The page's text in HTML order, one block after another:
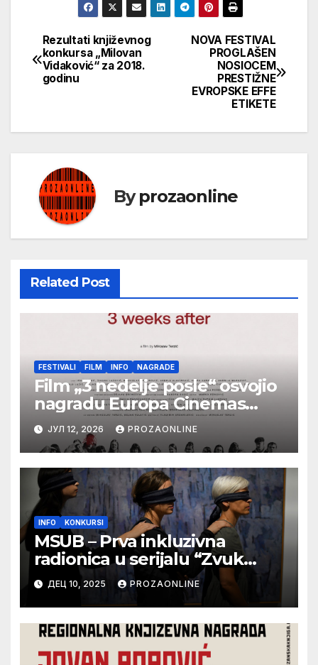
Кретање
чланка
NOVA FESTIVAL
PROGLAŠEN
NOSIOCEM
PRESTIŽNE
EVROPSKE EFFE
ETIKETE
Rezultati književnog
konkursa „Milovan
Vidaković“ za 2018.
godinu
Byprozaonline
Related Post
FESTIVALI FILM INFO NAGRADE
Film „3 nedelje posle“ osvojio
nagradu Europa Cinemas
Label na Filmskom festivalu u
Karlovim Varima
ЈУЛ 12, 2026 PROZAONLINE
INFO KONKURSI
MSUB – Prva inkluzivna
radionica u serijalu “Zvuk
vidljivog” u Muzeju
savremene umetnosti
ДЕЦ 10, 2025 PROZAONLINE